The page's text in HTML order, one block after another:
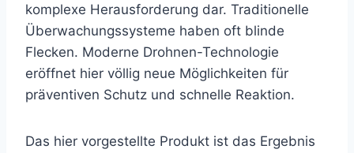
komplexe Herausforderung dar. Traditionelle
Überwachungssysteme haben oft blinde
Flecken. Moderne Drohnen-Technologie
eröffnet hier völlig neue Möglichkeiten für
präventiven Schutz und schnelle Reaktion.
Das hier vorgestellte Produkt ist das Ergebnis